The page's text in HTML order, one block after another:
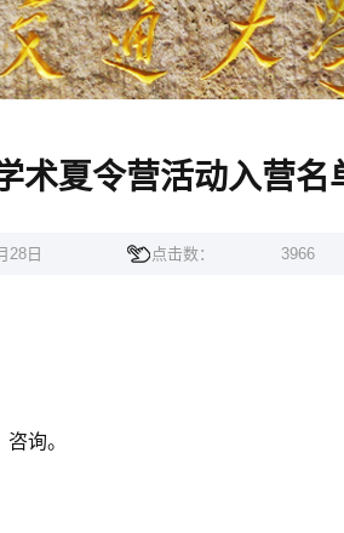
术夏令营活动入营名
28日 点击数： 3966
咨询。